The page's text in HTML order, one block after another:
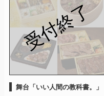
受付終了
舞台「いい人間の教科書。」